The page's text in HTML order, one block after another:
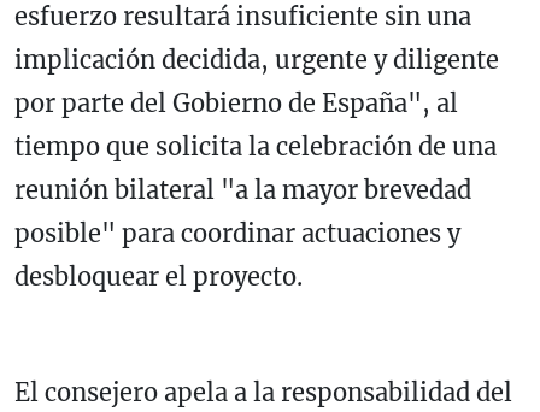
esfuerzo resultará insuficiente sin una
implicación decidida, urgente y diligente
por parte del Gobierno de España", al
tiempo que solicita la celebración de una
reunión bilateral "a la mayor brevedad
posible" para coordinar actuaciones y
desbloquear el proyecto.
El consejero apela a la responsabilidad del